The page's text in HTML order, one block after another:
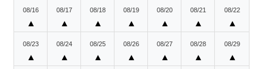
08/16
▲
08/17
▲
08/18
▲
08/19
▲
08/20
▲
08/21
▲
08/22
▲
08/23
▲
08/24
▲
08/25
▲
08/26
▲
08/27
▲
08/28
▲
08/29
▲